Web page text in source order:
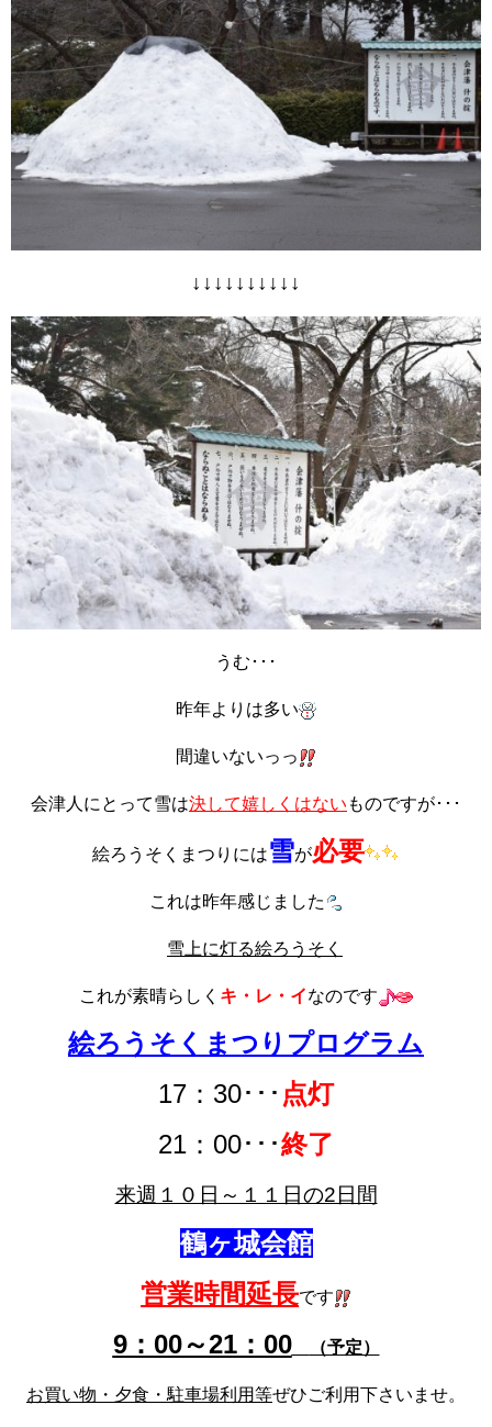
↓↓↓↓↓↓↓↓↓↓
うむ･･･
昨年よりは多い
間違いないっっ
会津人にとって雪は決して嬉しくはない ものですが･･･
絵ろうそくまつりには雪が必要
これは昨年感じました
雪上に灯る絵ろうそく
これが素晴らしく キ・レ・イなのです
絵ろうそくまつりプログラム
17：30･･･ 点灯
21：00･･･終了
来週１０日～１１日の2日間
鶴ヶ城会館
営業時間延長です
9：00～21：00 （予定）
お買い物・夕食・駐車場利用等ぜひご利用下さいませ。